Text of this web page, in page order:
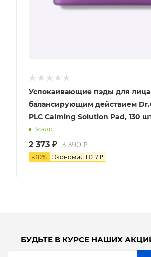
Успокаивающие пэды для лица
балансирующим действием
PLC Calming Solution Pad, 130
Мало
2 373 ₽ 3 390 ₽
-30% Экономия 1 017 ₽
БУДЬТЕ В КУРСЕ НАШИХ